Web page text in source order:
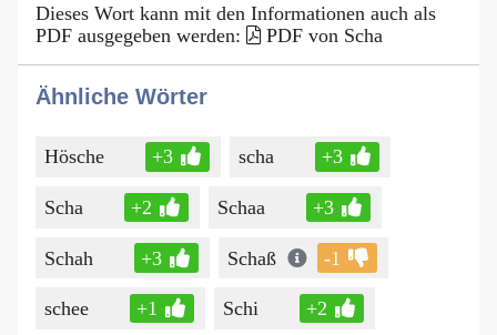
Dieses Wort kann mit den Informationen auch als
PDF ausgegeben werden:
PDF von Scha
Ähnliche Wörter
Hösche +3 scha +3
Scha +2 Schaa +3
Schah +3 Schaß -1
schee +1 Schi +2